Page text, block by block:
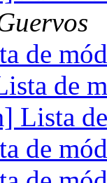
de
de
Lista
de